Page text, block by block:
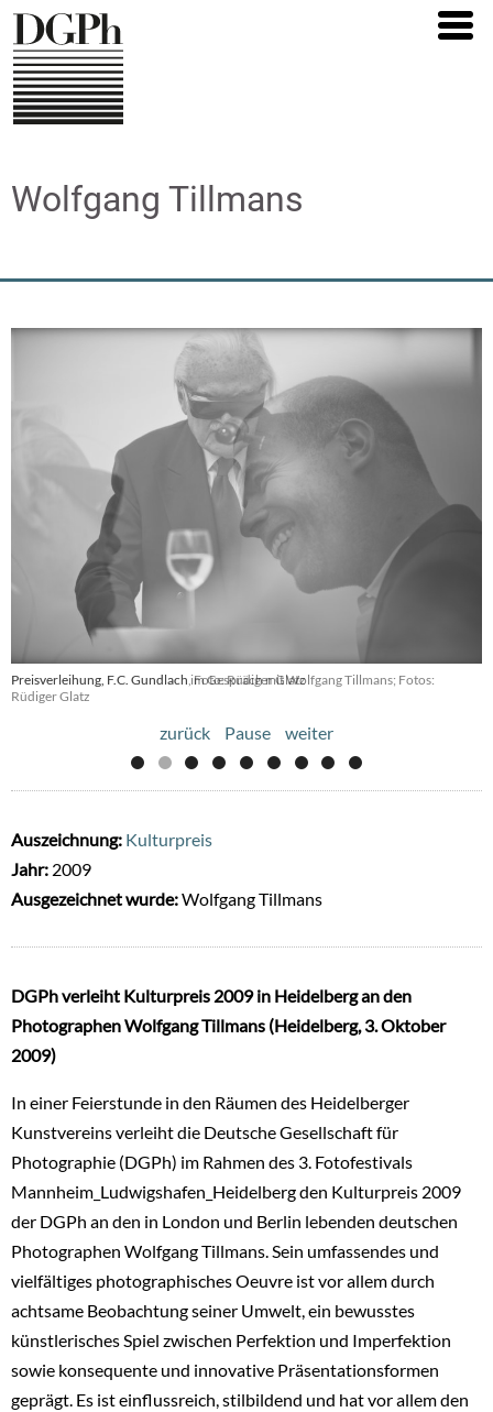
Direkt
zum
Inhalt
Wolfgang Tillmans
Preisverleihung, F.C. Gundlach im Gespräch mit Wolfgang Tillmans; Fotos:
Rüdiger Glatz
Preisverleihung, F.C. Gundlach, Foto: Rüdiger Glatz
zurück Pause weiter
Auszeichnung: Kulturpreis
Jahr: 2009
Ausgezeichnet wurde:Wolfgang Tillmans
DGPh verleiht Kulturpreis 2009 in Heidelberg an den
Photographen Wolfgang Tillmans (Heidelberg, 3. Oktober
2009)
In einer Feierstunde in den Räumen des Heidelberger
Kunstvereins verleiht die Deutsche Gesellschaft für
Photographie (DGPh) im Rahmen des 3. Fotofestivals
Mannheim_Ludwigshafen_Heidelberg den Kulturpreis 2009
der DGPh an den in London und Berlin lebenden deutschen
Photographen Wolfgang Tillmans. Sein umfassendes und
vielfältiges photographisches Oeuvre ist vor allem durch
achtsame Beobachtung seiner Umwelt, ein bewusstes
künstlerisches Spiel zwischen Perfektion und Imperfektion
sowie konsequente und innovative Präsentationsformen
geprägt. Es ist einflussreich, stilbildend und hat vor allem den